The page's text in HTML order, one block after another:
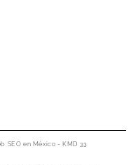
SEO en México - KMD 33